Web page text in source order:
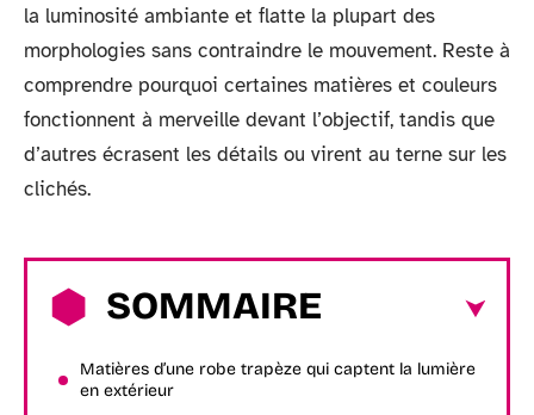
la luminosité ambiante et flatte la plupart des
morphologies sans contraindre le mouvement. Reste à
comprendre pourquoi certaines matières et couleurs
fonctionnent à merveille devant l’objectif, tandis que
d’autres écrasent les détails ou virent au terne sur les
clichés.
SOMMAIRE
Matières d’une robe trapèze qui captent la lumière
en extérieur